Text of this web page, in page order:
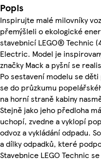
Popis
Inspirujte malé milovníky
přemýšleli o ekologické
stavebnicí LEGO® Technic
Electric. Model je
značky Mack a pyšní se
Po sestavení modelu se
se do průzkumu
na horní straně kabiny
Stejně jako jeho předloha
uchopí, zvedne a vyklopí
odvoz a vykládání odpadu.
a dílky odpadků, které
Stavebnice LEGO Technic